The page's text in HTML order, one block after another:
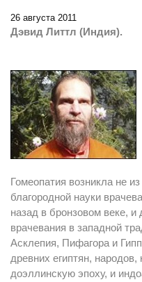
26 августа 2011
Дэвид Литтл (Индия).
Гомеопатия возникла не
благородной науки
назад в бронзовом веке,
врачевания в западной
Асклепия, Пифагора и
древних египтян,
доэллинскую эпоху, и